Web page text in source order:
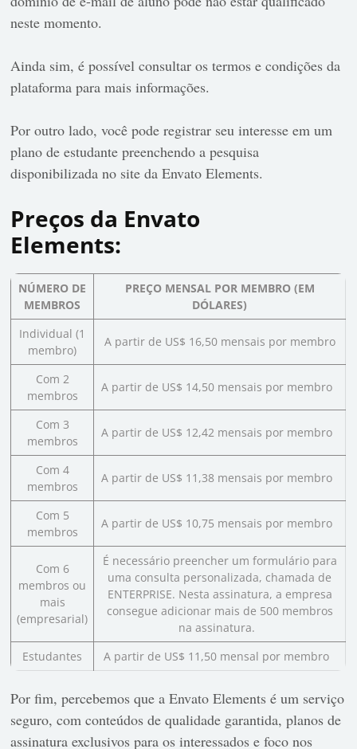
neste momento.
Ainda sim, é possível consultar os termos e condições da
plataforma para mais informações.
Por outro lado, você pode registrar seu interesse em um
plano de estudante preenchendo a pesquisa
disponibilizada no site da Envato Elements.
Preços da Envato
Elements:
NÚMERO DE
MEMBROS
PREÇO MENSAL POR MEMBRO (EM
DÓLARES)
Individual (1
membro)
A partir de US$ 16,50 mensais por membro
Com 2
membros
A partir de US$ 14,50 mensais por membro
Com 3
membros
A partir de US$ 12,42 mensais por membro
Com 4
membros
A partir de US$ 11,38 mensais por membro
Com 5
membros
A partir de US$ 10,75 mensais por membro
Com 6
membros ou
mais
(empresarial)
É necessário preencher um formulário para
uma consulta personalizada, chamada de
ENTERPRISE. Nesta assinatura, a empresa
consegue adicionar mais de 500 membros
na assinatura.
Estudantes
A partir de US$ 11,50 mensal por membro
Por fim, percebemos que a Envato Elements é um serviço
seguro, com conteúdos de qualidade garantida, planos de
assinatura exclusivos para os interessados e foco nos